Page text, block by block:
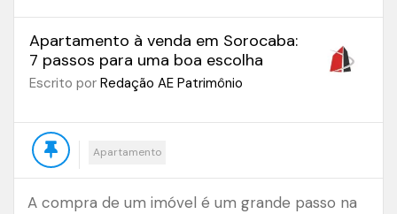
Apartamento à venda em Sorocaba:
7 passos para uma boa escolha
Escrito por Redação AE Patrimônio
Apartamento
A compra de um imóvel é um grande passo na